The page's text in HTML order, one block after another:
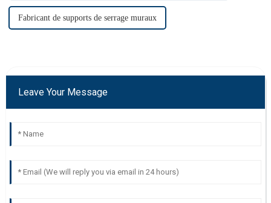
Fabricant de supports de serrage muraux
Leave Your Message